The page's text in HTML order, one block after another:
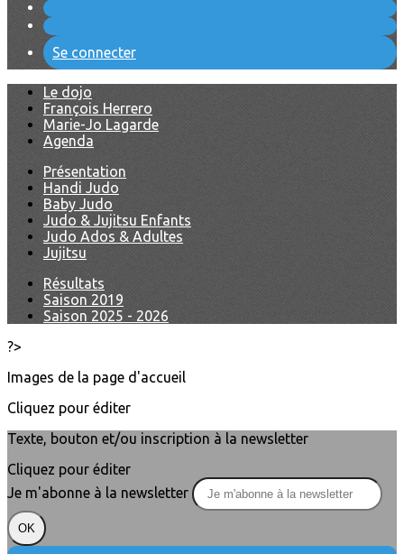
Se connecter
Le dojo
François Herrero
Marie-Jo Lagarde
Agenda
Présentation
Handi Judo
Baby Judo
Judo & Jujitsu Enfants
Judo Ados & Adultes
Jujitsu
Résultats
Saison 2019
Saison 2025 - 2026
?>
Images de la page d'accueil
Cliquez pour éditer
Texte, bouton et/ou inscription à la newsletter
Cliquez pour éditer
Je m'abonne à la newsletter
OK